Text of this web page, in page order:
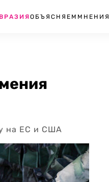
ОБЪЯСНЯЕМ МНЕНИЯ
на ЕС и США